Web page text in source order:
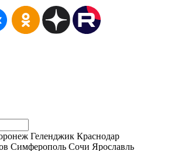
Геленджик Краснодар
Симферополь Сочи Ярославль